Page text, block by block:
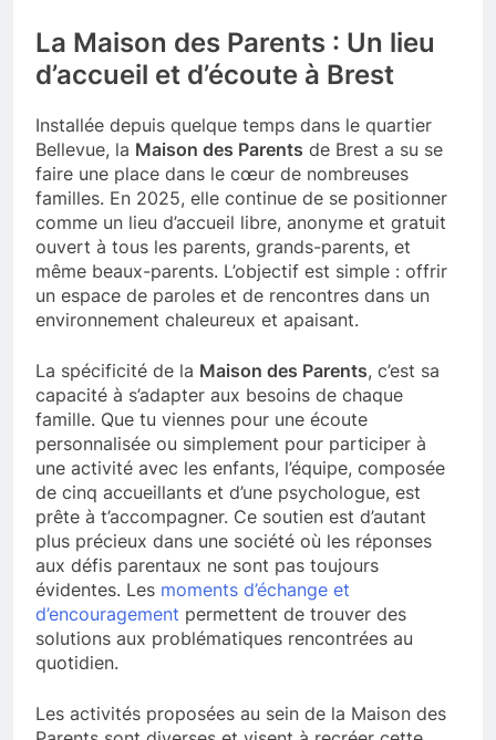
La Maison des Parents : Un lieu
d’accueil et d’écoute à Brest
Installée depuis quelque temps dans le quartier
Bellevue, la Maison des Parents de Brest a su se
faire une place dans le cœur de nombreuses
familles. En 2025, elle continue de se positionner
comme un lieu d’accueil libre, anonyme et gratuit
ouvert à tous les parents, grands-parents, et
même beaux-parents. L’objectif est simple : offrir
un espace de paroles et de rencontres dans un
environnement chaleureux et apaisant.
La spécificité de la Maison des Parents, c’est sa
capacité à s’adapter aux besoins de chaque
famille. Que tu viennes pour une écoute
personnalisée ou simplement pour participer à
une activité avec les enfants, l’équipe, composée
de cinq accueillants et d’une psychologue, est
prête à t’accompagner. Ce soutien est d’autant
plus précieux dans une société où les réponses
aux défis parentaux ne sont pas toujours
évidentes. Les moments d’échange et
d’encouragement permettent de trouver des
solutions aux problématiques rencontrées au
quotidien.
Les activités proposées au sein de la Maison des